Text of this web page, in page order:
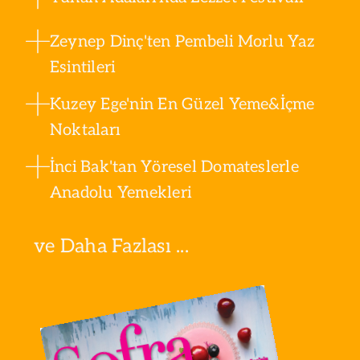
Zeynep Dinç'ten Pembeli Morlu Yaz
Esintileri
Kuzey Ege'nin En Güzel Yeme&İçme
Noktaları
İnci Bak'tan Yöresel Domateslerle
Anadolu Yemekleri
ve Daha Fazlası ...